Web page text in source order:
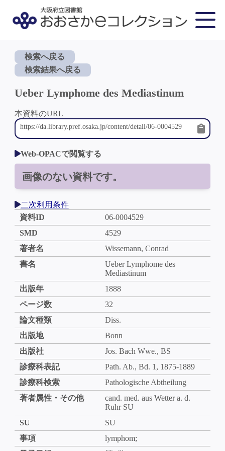
検索へ戻る
検索結果へ戻る
Ueber Lymphome des Mediastinum
本資料のURL
Web-OPACで閲覧する
画像のない資料です。
二次利用条件
資料ID
06-0004529
SMD
4529
著者名
Wissemann, Conrad
書名
Ueber Lymphome des
Mediastinum
出版年
1888
ページ数
32
論文種類
Diss.
出版地
Bonn
出版社
Jos. Bach Wwe., BS
診療科表記
Path. Ab., Bd. 1, 1875-1889
診療科検索
Pathologische Abtheilung
著者属性・その他
cand. med. aus Wetter a. d.
Ruhr SU
SU
SU
事項
lymphom;